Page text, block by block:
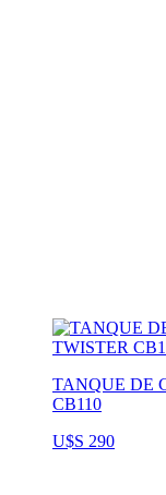
TANQUE DE
CB110
U$S 290